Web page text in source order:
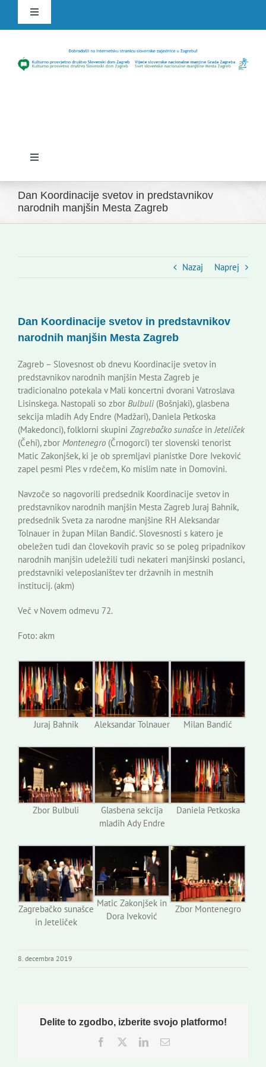
content
Toggle
Navigation
Toggle
Domov
Novice
Kontakti
Novi odmev – naše glasilo
Založništvo
Koristne informacije
Dan Koordinacije svetov in predstavnikov
narodnih manjšin Mesta Zagreb
Nazaj Naprej
Dan Koordinacije svetov in predstavnikov
narodnih manjšin Mesta Zagreb
Zagreb – Slovesnost ob dnevu Koordinacije svetov in
predstavnikov narodnih manjšin Mesta Zagreb je
tradicionalno potekala v Mali koncertni dvorani Vatroslava
Lisinskega. Nastopali so zbor Bulbuli (Bošnjaki), glasbena
sekcija mladih Ady Endre (Madžari), Daniela Petkoska
(Makedonci), folklorni skupini Zagrebačko sunašce in Jeteliček
(Čehi), zbor Montenegro (Črnogorci) ter slovenski tenorist
Matic Zakonjšek, ki je ob spremljavi pianistke Dore Iveković
zapel pesmi Ples v rdečem, Ko mislim nate in Domovini.
Navzoče so nagovorili predsednik Koordinacije svetov in
predstavnikov narodnih manjšin Mesta Zagreb Juraj Bahnik,
predsednik Sveta za narodne manjšine RH Aleksandar
Tolnauer in župan Milan Bandić. Slovesnosti s katero je
obeležen tudi dan človekovih pravic so se poleg pripadnikov
narodnih manjšin udeležili tudi nekateri manjšinski poslanci,
predstavniki veleposlaništev ter državnih in mestnih
institucij. (akm)
Več v Novem odmevu 72.
Foto: akm
Juraj Bahnik Aleksandar Tolnauer Milan Bandić
Zbor Bulbuli
Glasbena sekcija
mladih Ady Endre
Daniela Petkoska
Zagrebačko sunašce
in Jeteliček
Matic Zakonjšek in
Dora Iveković
Zbor Montenegro
8. decembra 2019
Delite to zgodbo, izberite svojo platformo!
Facebook
TwitterLinkedInEmail